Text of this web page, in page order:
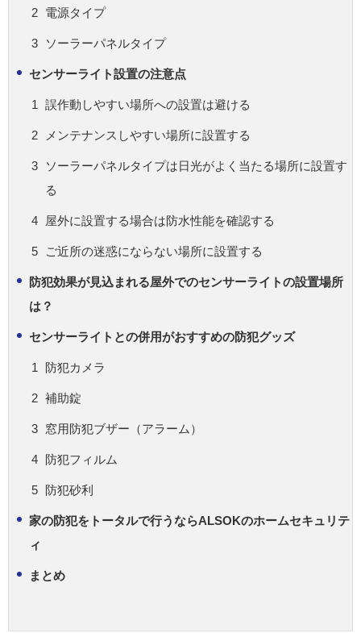
電源タイプ
ソーラーパネルタイプ
センサーライト設置の注意点
誤作動しやすい場所への設置は避ける
メンテナンスしやすい場所に設置する
ソーラーパネルタイプは日光がよく当たる場所に設置す
る
屋外に設置する場合は防水性能を確認する
ご近所の迷惑にならない場所に設置する
防犯効果が見込まれる屋外でのセンサーライトの設置場所
は？
センサーライトとの併用がおすすめの防犯グッズ
防犯カメラ
補助錠
窓用防犯ブザー（アラーム）
防犯フィルム
防犯砂利
家の防犯をトータルで行うならALSOKのホームセキュリテ
ィ
まとめ